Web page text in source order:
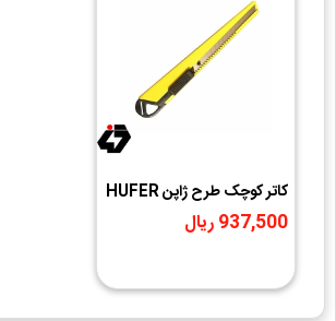
کاتر کوچک طرح ژاپن HUFER
937,500 ریال